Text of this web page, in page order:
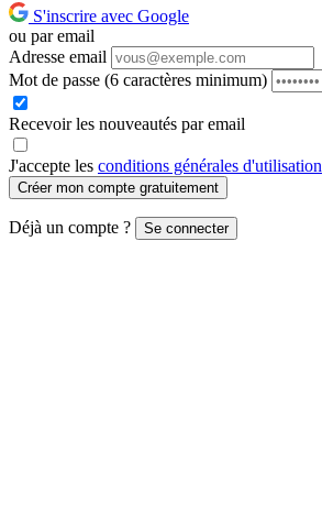
S'inscrire avec Google
ou par email
Adresse email
Mot de passe (6 caractères minimum)
Recevoir les nouveautés par email
J'accepte les conditions générales d'utilisation
Créer mon compte gratuitement
Déjà un compte ? Se connecter